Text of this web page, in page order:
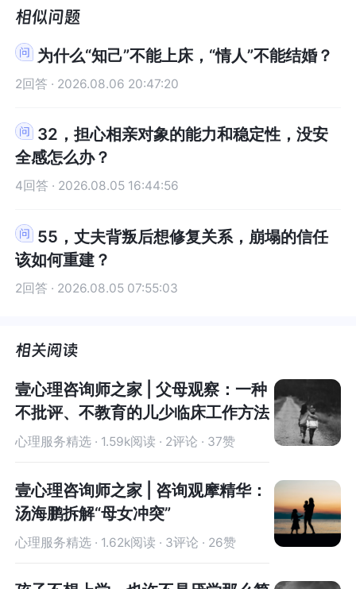
离婚率增大，比较现实的人会觉得，同居可以节省
生活开支，毕竟两个人共同负担房租比各自租一套
房子要省钱多了；浪漫主义者会认为，同居生活更
有幸福感，因为两个人多了许多共处的时间；不婚
诺的伴侣关系，尤其是安全的性关系；缺乏安全感
的人觉得，和另一个人同住可以让自己有更多的安
全感；对建立稳定关系缺乏信心的人会认为，同居
可以让自己先试试与那个人一起生活，即所谓的试
会宣告自己已经成年；当然，也有相当一部分人是
将同居作为结婚的前奏，他们是带着承诺与伴侣开
始同居生活的。加之同居生活容易使人对矛盾和冲
突的忍耐度降低，在这个过程中，人就会逐渐改变
条件以及目前的收入都不如您，这是尊严的问题，
剧中《天真遇到现实》里陶小虎与郑小米的关系那
样，有些东西是潜移默化的改变，而不是一开始就
是那样，或许您会觉得自己不会变，但您会忽略的
是您周边的环境，改变自己的是自己的控制力，也
虑的问题有以下几个”一、从个人的品德上来说，节
俭非常值得认可，如果说节俭是因为家庭环境不好
那不是他的错，如果是人为导致的，那在消费的价
离婚率增大，比较现实的人会觉得，同居可以节省
生活开支，毕竟两个人共同负担房租比各自租一套
房子要省钱多了；浪漫主义者会认为，同居生活更
有幸福感，因为两个人多了许多共处的时间；不婚
诺的伴侣关系，尤其是安全的性关系；缺乏安全感
的人觉得，和另一个人同住可以让自己有更多的安
全感；对建立稳定关系缺乏信心的人会认为，同居
可以让自己先试试与那个人一起生活，即所谓的试
会宣告自己已经成年；当然，也有相当一部分人是
将同居作为结婚的前奏，他们是带着承诺与伴侣开
始同居生活的。加之同居生活容易使人对矛盾和冲
突的忍耐度降低，在这个过程中，人就会逐渐改变
条件以及目前的收入都不如您，这是尊严的问题，
剧中《天真遇到现实》里陶小虎与郑小米的关系那
样，有些东西是潜移默化的改变，而不是一开始就
是那样，或许您会觉得自己不会变，但您会忽略的
是您周边的环境，改变自己的是自己的控制力，也
虑的问题有以下几个”一、从个人的品德上来说，节
俭非常值得认可，如果说节俭是因为家庭环境不好
那不是他的错，如果是人为导致的，那在消费的价
姻“倾斜”的付出感，是否需要有对等的回应才能让
你改变以后，感觉爱变少了。这种变化具体体现在
哪些细节上？是沟通减少、情感表达方式变化，还
分析，是关系进入平稳期，还是存在未解决的矛
盾。5、家人的意见冲突：听起来你的爷爷奶奶更看
重人品和责任，妈妈更强调物质保障，你夹在中间
觉得很撕裂。不妨问自己:如果完全抛开家人的意
选择后可能得风险（如远嫁的孤独，经济压力
等）。6、经济的差异和价值观：你的经济能力强，
且更擅长理财，这是优势，但也可能成为关系中潜
在的压力点。你们是否讨论过婚后财务管理模式？
心需求来进行选择，明确知道自己的底线在哪里？
聊你的真实感受，不是争论而是探讨未来的可能
性。也可以给自己多一点的时间，不要因为外界的
斜”的付出感，是否需要有对等的回应才能让你安
变以后，感觉爱变少了。这种变化具体体现在哪些
细节上？是沟通减少、情感表达方式变化，还是他
析，是关系进入平稳期，还是存在未解决的矛盾。
5、家人的意见冲突：听起来你的爷爷奶奶更看重人
品和责任，妈妈更强调物质保障，你夹在中间觉得
很撕裂。不妨问自己:如果完全抛开家人的意见，你
可能得风险（如远嫁的孤独，经济压力等）。6、经
济的差异和价值观：你的经济能力强，且更擅长理
财，这是优势，但也可能成为关系中潜在的压力
点。你们是否讨论过婚后财务管理模式？他是否介
进行选择，明确知道自己的底线在哪里？你在意的
实感受，不是争论而是探讨未来的可能性。也可以
给自己多一点的时间，不要因为外界的压力而匆忙
这里，让我真切的感受到了🙏❤️
让我真切的感受到了🙏❤️
为什么“知己”不能上床，“情人”不能结婚？
2回答 · 2026.08.06 20:47:20
32，担心相亲对象的能力和稳定性，没安
全感怎么办？
4回答 · 2026.08.05 16:44:56
55，丈夫背叛后想修复关系，崩塌的信任
该如何重建？
2回答 · 2026.08.05 07:55:03
壹心理咨询师之家 | 父母观察：一种
不批评、不教育的儿少临床工作方法
心理服务精选 · 1.59k阅读 · 2评论 · 37赞
壹心理咨询师之家 | 咨询观摩精华：
汤海鹏拆解“母女冲突”
心理服务精选 · 1.62k阅读 · 3评论 · 26赞